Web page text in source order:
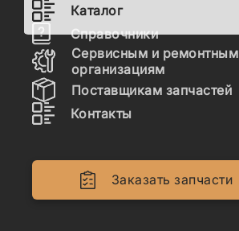
Каталог
Справочники
Сервисным и ремонтным
организациям
Поставщикам запчастей
Контакты
Заказать запчасти